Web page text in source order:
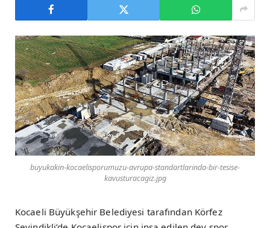
buyukakin-kocaelisporumuzu-avrupa-standartlarinda-bir-tesise-
kavusturacagiz.jpg
Kocaeli Büyükşehir Belediyesi tarafından Körfez